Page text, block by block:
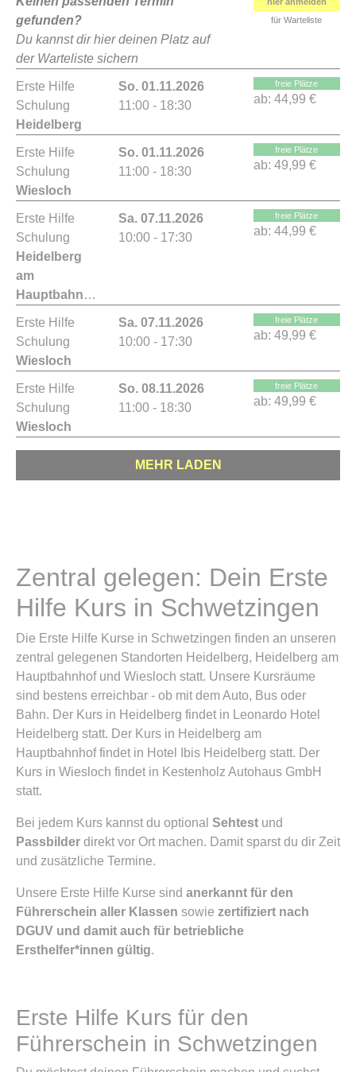
gefunden?
Du kannst dir hier deinen Platz auf
der Warteliste sichern
für Warteliste
Erste Hilfe
Schulung
Heidelberg
So. 01.11.2026
11:00 - 18:30
freie Plätze
ab: 44,99 €
Erste Hilfe
Schulung
Wiesloch
So. 01.11.2026
11:00 - 18:30
freie Plätze
ab: 49,99 €
Erste Hilfe
Schulung
Heidelberg
am
Hauptbahnhof
Sa. 07.11.2026
10:00 - 17:30
freie Plätze
ab: 44,99 €
Erste Hilfe
Schulung
Wiesloch
Sa. 07.11.2026
10:00 - 17:30
freie Plätze
ab: 49,99 €
Erste Hilfe
Schulung
Wiesloch
So. 08.11.2026
11:00 - 18:30
freie Plätze
ab: 49,99 €
MEHR LADEN
Zentral gelegen: Dein Erste
Hilfe Kurs in Schwetzingen
Die Erste Hilfe Kurse in Schwetzingen finden an unseren
zentral gelegenen Standorten Heidelberg, Heidelberg am
Hauptbahnhof und Wiesloch statt. Unsere Kursräume
sind bestens erreichbar - ob mit dem Auto, Bus oder
Bahn. Der Kurs in Heidelberg findet in Leonardo Hotel
Heidelberg statt. Der Kurs in Heidelberg am
Hauptbahnhof findet in Hotel Ibis Heidelberg statt. Der
Kurs in Wiesloch findet in Kestenholz Autohaus GmbH
statt.
Bei jedem Kurs kannst du optional Sehtest und
Passbilder direkt vor Ort machen. Damit sparst du dir Zeit
und zusätzliche Termine.
Unsere Erste Hilfe Kurse sind anerkannt für den
Führerschein aller Klassen sowie zertifiziert nach
DGUV und damit auch für betriebliche
Ersthelfer*innen gültig.
Erste Hilfe Kurs für den
Führerschein in Schwetzingen